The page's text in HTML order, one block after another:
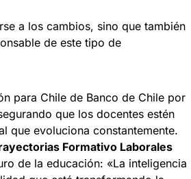
a los cambios, sino que también
de este tipo de
para Chile de Banco de Chile por
que los docentes estén
que evoluciona constantemente.
Formativo Laborales
de la educación: «La inteligencia